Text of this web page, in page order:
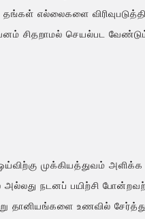
எல்லைகளை
சிதறாமல் செயல்பட
முக்கியத்துவம்
அல்லது நடனப் பயிற்சி
தானியங்களை உணவில்